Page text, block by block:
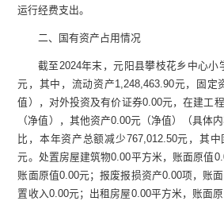
运行经费支出。
二、 国有资产占用情况
截至2024年末，元阳县攀枝花乡中心小
元，其中，流动资产1,248,463.90元，固定
值），对外投资及有价证券0.00元，在建工程
（净值），其他资产0.00元（净值）（具体
比，本年资产总额减少767,012.50元 ，其中
元。处置房屋建筑物0.00平方米，账面原值
账面原值0.00元；报废报损资产0.00项，账
置收入0.00元；出租房屋0.00平方米，账面